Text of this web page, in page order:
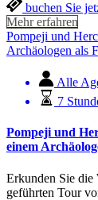
buchen Sie
Mehr erfahren
Pompeji und
Archäologen als
Alle
7
Pompeji und
einem
Erkunden Sie die
geführten Tour